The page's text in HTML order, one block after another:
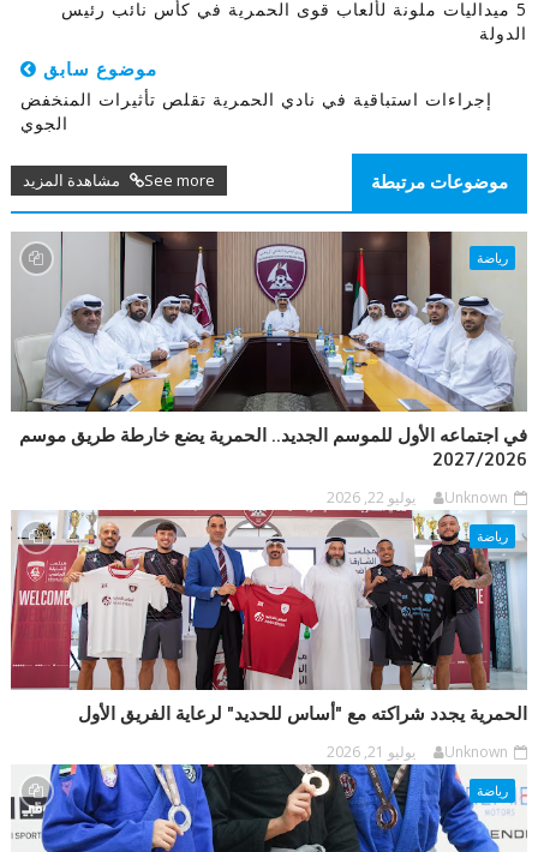
5 ميداليات ملونة لألعاب قوى الحمرية في كأس نائب رئيس
الدولة
موضوع سابق
إجراءات استباقية في نادي الحمرية تقلص تأثيرات المنخفض
الجوي
موضوعات مرتبطة See more مشاهدة المزيد
رياضة
في اجتماعه الأول للموسم الجديد.. الحمرية يضع خارطة طريق موسم
2027/2026
Unknown يوليو 22, 2026
رياضة
الحمرية يجدد شراكته مع "أساس للحديد" لرعاية الفريق الأول
Unknown يوليو 21, 2026
رياضة